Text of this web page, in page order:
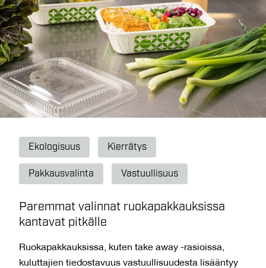
Ekologisuus Kierrätys
Pakkausvalinta Vastuullisuus
Paremmat valinnat ruokapakkauksissa
kantavat pitkälle
Ruokapakkauksissa, kuten take away -rasioissa,
kuluttajien tiedostavuus vastuullisuudesta lisääntyy